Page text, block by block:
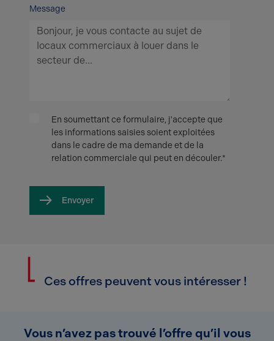
Message
En soumettant ce formulaire, j'accepte que
les informations saisies soient exploitées
dans le cadre de ma demande et de la
relation commerciale qui peut en découler.*
Envoyer
Ces offres peuvent vous intéresser !
Vous n’avez pas trouvé l’offre qu’il vous